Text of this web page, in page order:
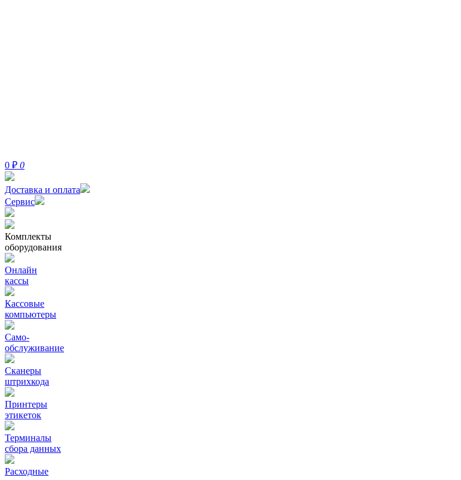
0 ₽ 0
Доставка и оплата
Сервис
Комплекты
оборудования
Онлайн
кассы
Кассовые
компьютеры
Само-
обслуживание
Сканеры
штрихкода
Принтеры
этикеток
Терминалы
сбора данных
Расходные